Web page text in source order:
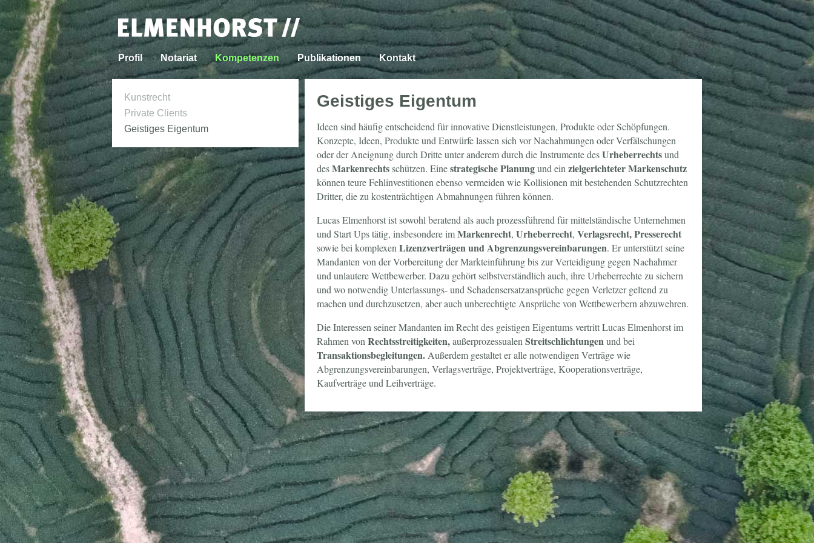
Profil Notariat Kompetenzen Publikationen Kontakt
Geistiges Eigentum
Ideen sind häufig entscheidend für innovative Dienstleistungen, Produkte oder Schöpfungen.
Konzepte, Ideen, Produkte und Entwürfe lassen sich vor Nachahmungen oder Verfälschungen
oder der Aneignung durch Dritte unter anderem durch die Instrumente desUrheberrechtsund
desMarkenrechtsschützen. Einestrategische Planungund ein zielgerichteter Markenschutz
können teure Fehlinvestitionen ebenso vermeiden wie Kollisionen mit bestehenden Schutzrechten
Dritter, die zu kostenträchtigen Abmahnungen führen können.
Lucas Elmenhorst ist sowohl beratend als auch prozessführend für mittelständische Unternehmen
und Start Ups tätig, insbesondere imMarkenrecht, Urheberrecht, Verlagsrecht, Presserecht
sowie bei komplexen Lizenzverträgen und Abgrenzungsvereinbarungen. Er unterstützt seine
Mandanten von der Vorbereitung der Markteinführung bis zur Verteidigung gegen Nachahmer
und unlautere Wettbewerber. Dazu gehört selbstverständlich auch, ihre Urheberrechte zu sichern
und wo notwendig Unterlassungs- und Schadensersatzansprüche gegen Verletzer geltend zu
machen und durchzusetzen, aber auch unberechtigte Ansprüche von Wettbewerbern abzuwehren.
Die Interessen seiner Mandanten im Recht des geistigen Eigentums vertritt Lucas Elmenhorst im
Rahmen von Rechtsstreitigkeiten,außerprozessualen Streitschlichtungenund bei
Transaktionsbegleitungen. Außerdem gestaltet er alle notwendigen Verträge wie
Abgrenzungsvereinbarungen, Verlagsverträge, Projektverträge, Kooperationsverträge,
Kaufverträge und Leihverträge.
Kunstrecht
Private Clients
Geistiges Eigentum